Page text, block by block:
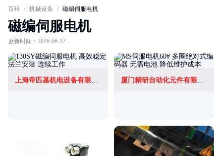
百科 / 机械设备 / 磁编伺服电机
磁编伺服电机
更新时间：2026-06-22
上海帝匹基机电设备有限公司 厦门精研自动化元件有限公司